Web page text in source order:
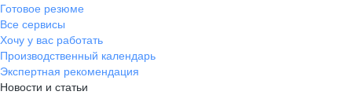
Готовое резюме
Все сервисы
Хочу у вас работать
Производственный календарь
Экспертная рекомендация
Новости и статьи